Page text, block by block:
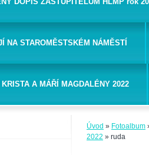
NA STAROMĚSTSKÉM NÁMĚSTÍ
KRISTA A MÁŘÍ MAGDALÉNY 2022
Úvod » Fotoalbum
2022 » ruda